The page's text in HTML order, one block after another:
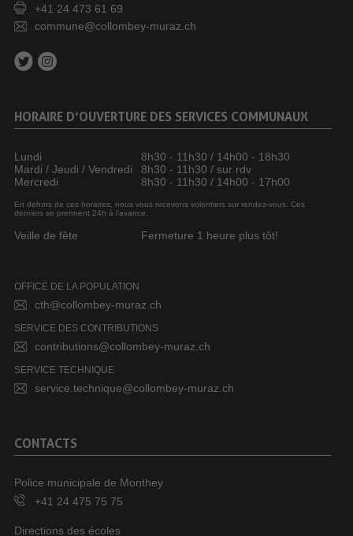
+41 24 473 61 69
commune@collombey-muraz.ch
HORAIRE D’OUVERTURE DES SERVICES COMMUNAUX
Lundi
8h30 - 11h30 / 14h00 - 18h30
Mardi / Jeudi / Vendredi
8h30 - 11h30 / sur rdv
Mercredi
8h30 - 11h30 / 14h00 - 17h00
En dehors de ces horaires, nous vous recevons volontiers sur rendez-vous. Ces
derniers se prennent 24h à l’avance.
Veille de fête Fermeture 1 heure plus tôt!
OFFICE DE LA POPULATION
cth@collombey-muraz.ch
SERVICE DES CONTRIBUTIONS
contributions@collombey-muraz.ch
SERVICE TECHNIQUE
service.technique@collombey-muraz.ch
CONTACTS
Police municipale de Monthey
+41 24 475 75 75
Directions des écoles